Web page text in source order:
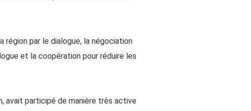
région par le dialogue, la négociation
et la coopération pour réduire les
avait participé de manière très active